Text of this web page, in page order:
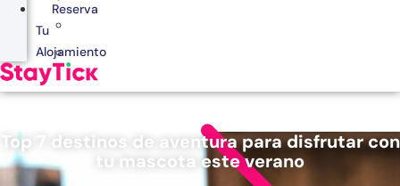
Reserva
Tu
Alojamiento
Top 7 destinos de aventura para disfrutar con
tu mascota este verano